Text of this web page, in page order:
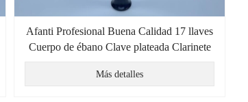
Afanti Profesional Buena Calidad 17 llaves
Cuerpo de ébano Clave plateada Clarinete
Más detalles